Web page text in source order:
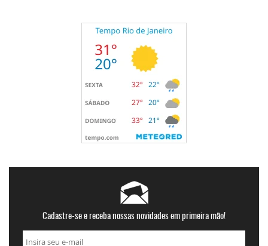
Cadastre-se e receba nossas novidades em primeira mão!